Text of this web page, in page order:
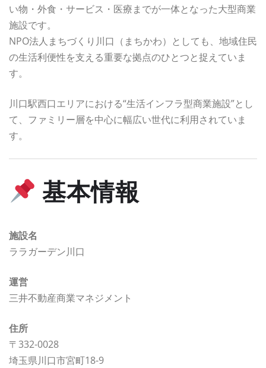
い物・外食・サービス・医療までが一体となった大型商業
施設です。
NPO法人まちづくり川口（まちかわ）としても、地域住民
の生活利便性を支える重要な拠点のひとつと捉えていま
す。
川口駅西口エリアにおける“生活インフラ型商業施設”とし
て、ファミリー層を中心に幅広い世代に利用されていま
す。
基本情報
施設名
ララガーデン川口
運営
三井不動産商業マネジメント
住所
〒332-0028
埼玉県川口市宮町18-9